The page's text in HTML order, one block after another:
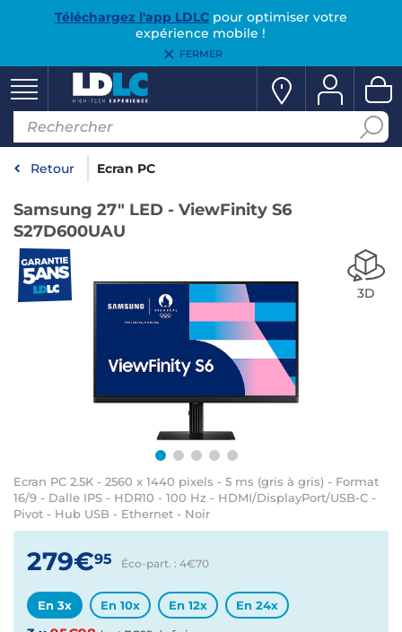
Téléchargez l'app LDLCpour optimiser votre
expérience mobile !
FERMER
Retour Ecran PC
3D
Samsung 27" LED - ViewFinity S6
S27D600UAU
Ecran PC 2.5K - 2560 x 1440 pixels - 5 ms (gris à gris) - Format
16/9 - Dalle IPS - HDR10 - 100 Hz - HDMI/DisplayPort/USB-C -
Pivot - Hub USB - Ethernet - Noir
279€95 Éco-part. : 4€70
En 3x En 10x En 12x En 24x